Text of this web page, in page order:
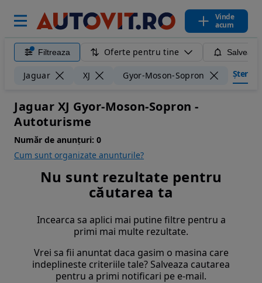
Vinde
acum
Filtreaza Oferte pentru tine
Jaguar XJ Gyor-Moson-Sopron Șterge
Jaguar XJ Gyor-Moson-Sopron -
Autoturisme
Număr de anunțuri: 0
Cum sunt organizate anunturile?
Nu sunt rezultate pentru
căutarea ta
Incearca sa aplici mai putine filtre pentru a
primi mai multe rezultate.
Vrei sa fii anuntat daca gasim o masina care
indeplineste criteriile tale? Salveaza cautarea
pentru a primi notificari pe e-mail.